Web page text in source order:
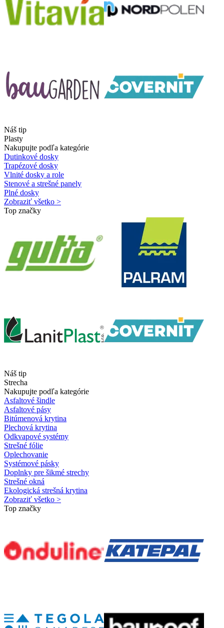
Náš tip
Plasty
Nakupujte podľa kategórie
Dutinkové dosky
Trapézové dosky
Vlnité dosky a role
Stenové a strešné panely
Plné dosky
Zobraziť všetko >
Top značky
Náš tip
Strecha
Nakupujte podľa kategórie
Asfaltové šindle
Asfaltové pásy
Bitúmenová krytina
Plechová krytina
Odkvapové systémy
Strešné fólie
Oplechovanie
Systémové pásky
Doplnky pre šikmé strechy
Strešné okná
Ekologická strešná krytina
Zobraziť všetko >
Top značky